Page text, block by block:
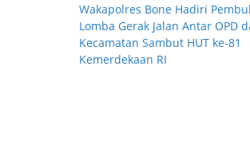
Wakapolres Bone Hadiri
Lomba Gerak Jalan Antar OPD
Kecamatan Sambut HUT ke-81
Kemerdekaan RI